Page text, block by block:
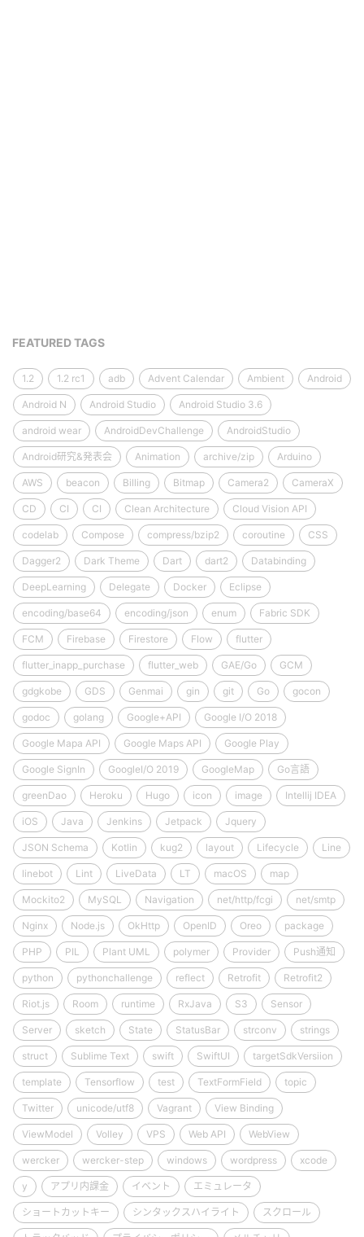
FEATURED TAGS
1.2 1.2 rc1 adb Advent Calendar Ambient Android
Android N Android Studio Android Studio 3.6
android wear AndroidDevChallenge AndroidStudio
Android研究&発表会 Animation archive/zip Arduino
AWS beacon Billing Bitmap Camera2 CameraX
CD CI CI Clean Architecture Cloud Vision API
codelab Compose compress/bzip2 coroutine CSS
Dagger2 Dark Theme Dart dart2 Databinding
DeepLearning Delegate Docker Eclipse
encoding/base64 encoding/json enum Fabric SDK
FCM Firebase Firestore Flow flutter
flutter_inapp_purchase flutter_web GAE/Go GCM
gdgkobe GDS Genmai gin git Go gocon
godoc golang Google+API Google I/O 2018
Google Mapa API Google Maps API Google Play
Google SignIn GoogleI/O 2019 GoogleMap Go言語
greenDao Heroku Hugo icon image Intellij IDEA
iOS Java Jenkins Jetpack Jquery
JSON Schema Kotlin kug2 layout Lifecycle Line
linebot Lint LiveData LT macOS map
Mockito2 MySQL Navigation net/http/fcgi net/smtp
Nginx Node.js OkHttp OpenID Oreo package
PHP PIL Plant UML polymer Provider Push通知
python pythonchallenge reflect Retrofit Retrofit2
Riot.js Room runtime RxJava S3 Sensor
Server sketch State StatusBar strconv strings
struct Sublime Text swift SwiftUI targetSdkVersiion
template Tensorflow test TextFormField topic
Twitter unicode/utf8 Vagrant View Binding
ViewModel Volley VPS Web API WebView
wercker wercker-step windows wordpress xcode
y アプリ内課金 イベント エミュレータ
ショートカットキー シンタックスハイライト スクロール